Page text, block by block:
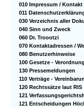
010 Impressum / Kontakt
011
030 Verzeichnis aller
040 Sinn und Zweck
060 Dr. Troootzi
070 Kontaktadressen /
080 Benutzerhinweise
100 Gesetze -
130 Pressemeldungen
110 Verträge -
120 Rechtssätze laut RIS
121
121 Entscheidungen